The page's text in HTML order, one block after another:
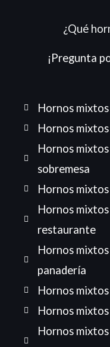
¿Qué
¡Pregunta
Hornos
Hornos
Hornos
sobremesa
Hornos
Hornos
restaurante
Hornos
panadería
Hornos
Hornos
Hornos